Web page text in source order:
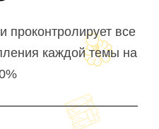
все
каждой темы на